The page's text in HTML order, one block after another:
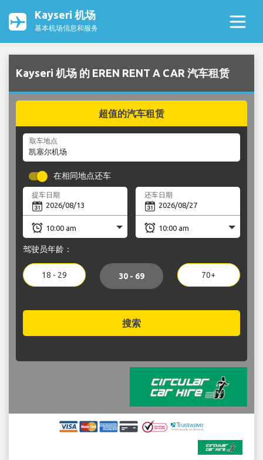
Kayseri 机场
基本机场信息和服务
Kayseri 机场 的 EREN RENT A CAR 汽车租赁
超值的汽车租赁
取车地点
在相同地点还车
提车日期 还车日期
驾驶员年龄：
18 - 29 30 - 69 70+
搜索